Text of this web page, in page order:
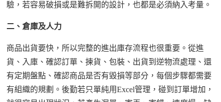
驗，若容易破損或是難拆開的設計，也都是必須納入考量。
二、倉庫及人力
商品出貨要快，所以完整的進出庫存流程也很重要。從進
貨、入庫、確認訂單、揀貨、包裝、出貨到逆物流處理、還
有定期盤點、確認商品是否有毀損等部分，每個步驟都需要
有組織的規劃。後勤若只單純用Excel管理，碰到訂單增加，